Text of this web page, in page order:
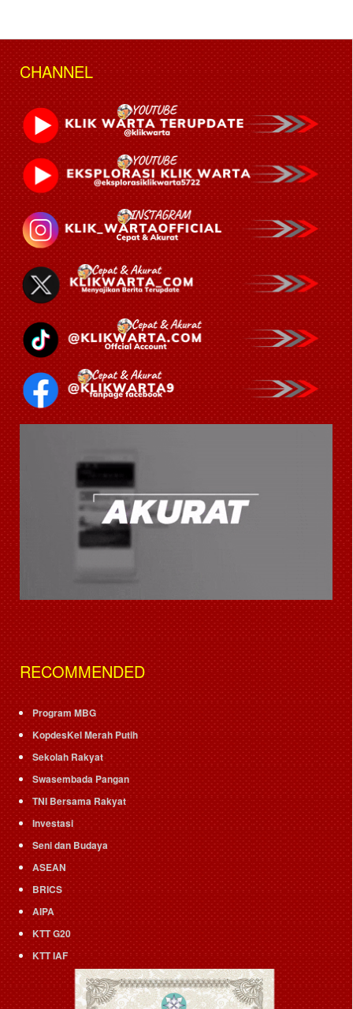
CHANNEL
RECOMMENDED
Program MBG
KopdesKel Merah Putih
Sekolah Rakyat
Swasembada Pangan
TNI Bersama Rakyat
Investasi
Seni dan Budaya
ASEAN
BRICS
AIPA
KTT G20
KTT IAF